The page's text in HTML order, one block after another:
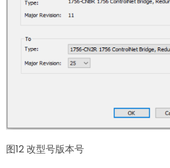
图12 改型号版本号